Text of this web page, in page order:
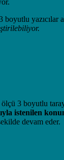
yazıcılar
ölçü 3 boyutlu
istenilen
devam eder.